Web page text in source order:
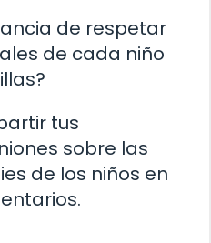
de respetar
de cada niño
tus
sobre las
de los niños en